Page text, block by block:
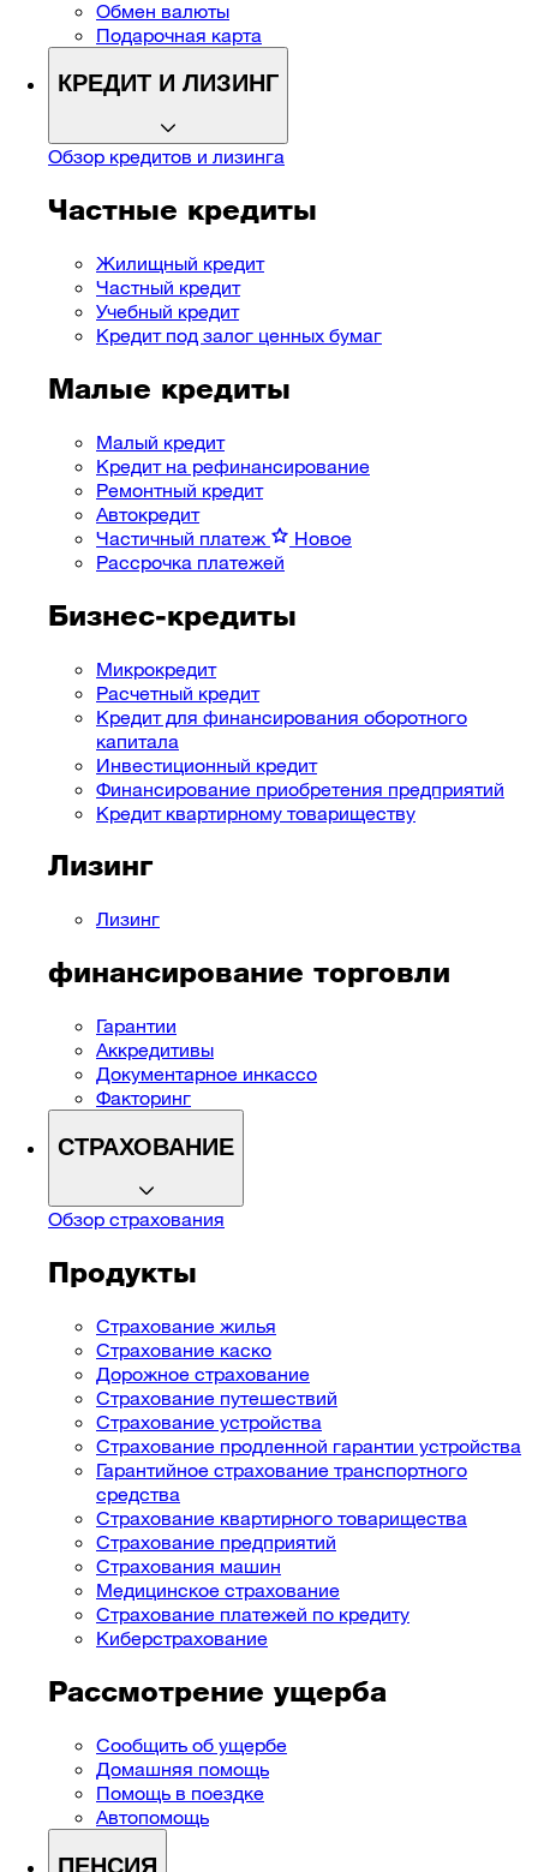
Обмен валюты
Подарочная карта
КРЕДИТ И ЛИЗИНГ
Обзор кредитов и ​​лизинга
Частные кредиты
Жилищный кредит
Частный кредит
Учебный кредит
Кредит под залог ценных бумаг
Малые кредиты
Малый кредит
Кредит на рефинансирование
Ремонтный кредит
Автокредит
Частичный платеж
Новое
Рассрочка платежей
Бизнес-кредиты
Микрокредит
Расчетный кредит
Кредит для финансирования оборотного
капитала
Инвестиционный кредит
Финансирование приобретения предприятий
Кредит квартирному товариществу
Лизинг
Лизинг
финансирование торговли
Гарантии
Аккредитивы
Документарное инкассо
Факторинг
СТРАХОВАНИЕ
Обзор страхования
Продукты
Страхование жилья
Страхование каско
Дорожное страхование
Страхование путешествий
Страхование устройства
Страхование продленной гарантии устройства
Гарантийное страхование транспортного
средства
Страхование квартирного товарищества
Страхование предприятий
Cтрахования машин
Медицинское страхование
Страхование платежей по кредиту
Киберстрахование
Рассмотрение ущерба
Сообщить об ущербе
Домашняя помощь
Помощь в поездке
Автопомощь
ПЕНСИЯ